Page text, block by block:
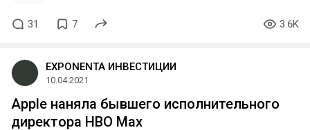
31 7 3.6K
EXPONENTA ИНВЕСТИЦИИ
10.04.2021
Apple наняла бывшего исполнительного
директора HBO Max